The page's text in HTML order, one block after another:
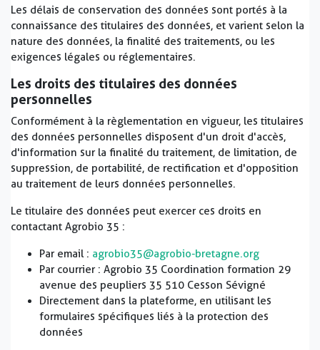
Les délais de conservation des données sont portés à la
connaissance des titulaires des données, et varient selon la
nature des données, la finalité des traitements, ou les
exigences légales ou réglementaires.
Les droits des titulaires des données
personnelles
Conformément à la règlementation en vigueur, les titulaires
des données personnelles disposent d'un droit d'accès,
d'information sur la finalité du traitement, de limitation, de
suppression, de portabilité, de rectification et d'opposition
au traitement de leurs données personnelles.
Le titulaire des données peut exercer ces droits en
contactant Agrobio 35 :
Par email : agrobio35@agrobio-bretagne.org
Par courrier : Agrobio 35 Coordination formation 29
avenue des peupliers 35 510 Cesson Sévigné
Directement dans la plateforme, en utilisant les
formulaires spécifiques liés à la protection des
données